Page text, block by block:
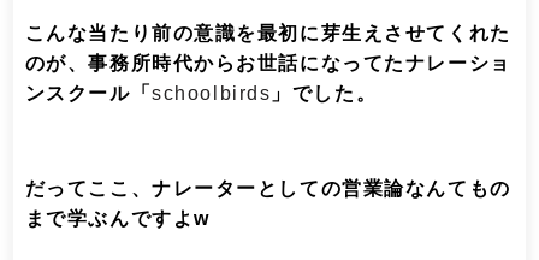
こんな当たり前の意識を最初に芽生えさせてくれた
のが、事務所時代からお世話になってたナレーショ
ンスクール「schoolbirds 」でした。
だってここ、ナレーターとしての営業論なんてもの
まで学ぶんですよw